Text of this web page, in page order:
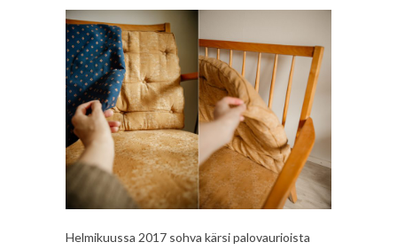
Helmikuussa 2017 sohva kärsi palovaurioista